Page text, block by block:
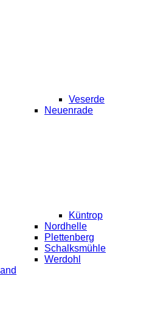
Veserde
Neuenrade
Küntrop
Nordhelle
Plettenberg
Schalksmühle
Werdohl